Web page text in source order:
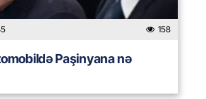
158
Paşinyana nə